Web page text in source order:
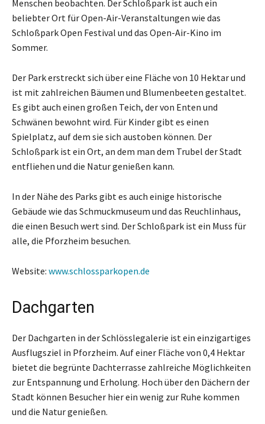
Menschen beobachten. Der Schloßpark ist auch ein
beliebter Ort für Open-Air-Veranstaltungen wie das
Schloßpark Open Festival und das Open-Air-Kino im
Sommer.
Der Park erstreckt sich über eine Fläche von 10 Hektar und
ist mit zahlreichen Bäumen und Blumenbeeten gestaltet.
Es gibt auch einen großen Teich, der von Enten und
Schwänen bewohnt wird. Für Kinder gibt es einen
Spielplatz, auf dem sie sich austoben können. Der
Schloßpark ist ein Ort, an dem man dem Trubel der Stadt
entfliehen und die Natur genießen kann.
In der Nähe des Parks gibt es auch einige historische
Gebäude wie das Schmuckmuseum und das Reuchlinhaus,
die einen Besuch wert sind. Der Schloßpark ist ein Muss für
alle, die Pforzheim besuchen.
Website: www.schlossparkopen.de
Dachgarten
Der Dachgarten in der Schlösslegalerie ist ein einzigartiges
Ausflugsziel in Pforzheim. Auf einer Fläche von 0,4 Hektar
bietet die begrünte Dachterrasse zahlreiche Möglichkeiten
zur Entspannung und Erholung. Hoch über den Dächern der
Stadt können Besucher hier ein wenig zur Ruhe kommen
und die Natur genießen.